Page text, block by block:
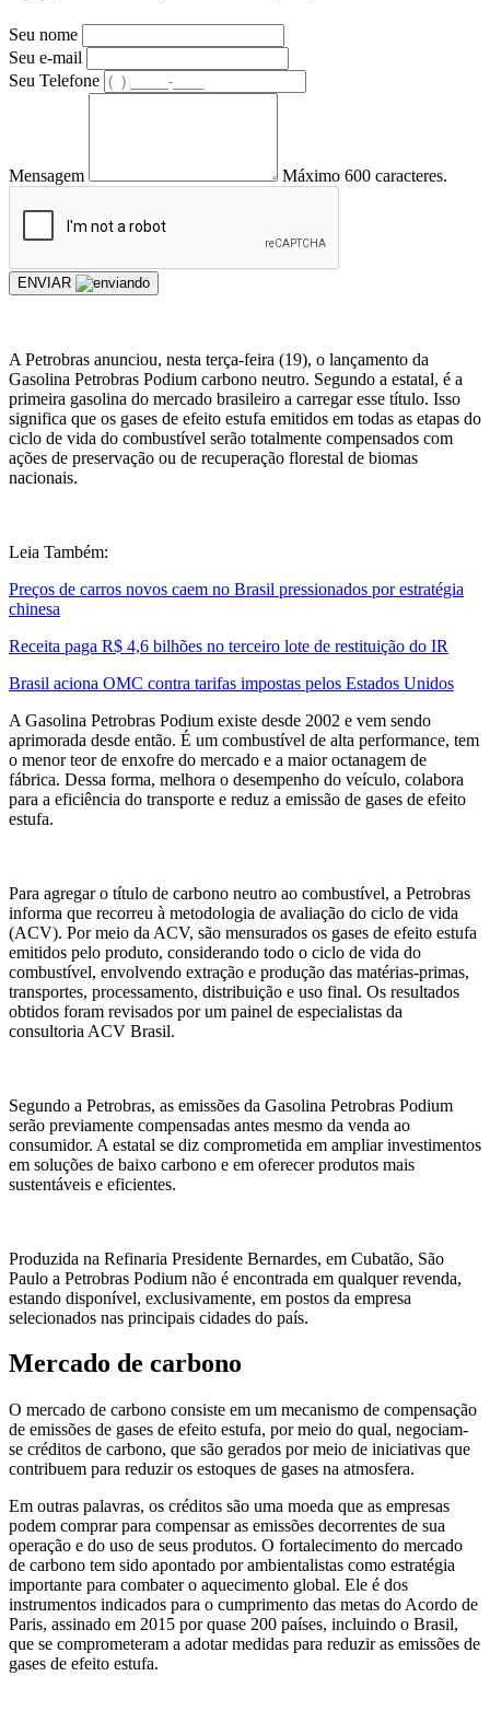
Seu nome
Seu e-mail
Seu Telefone
Mensagem Máximo 600 caracteres.
ENVIAR
A Petrobras anunciou, nesta terça-feira (19), o lançamento da
Gasolina Petrobras Podium carbono neutro. Segundo a estatal, é a
primeira gasolina do mercado brasileiro a carregar esse título. Isso
significa que os gases de efeito estufa emitidos em todas as etapas do
ciclo de vida do combustível serão totalmente compensados com
ações de preservação ou de recuperação florestal de biomas
nacionais.
Leia Também:
Preços de carros novos caem no Brasil pressionados por estratégia
chinesa
Receita paga R$ 4,6 bilhões no terceiro lote de restituição do IR
Brasil aciona OMC contra tarifas impostas pelos Estados Unidos
A Gasolina Petrobras Podium existe desde 2002 e vem sendo
aprimorada desde então. É um combustível de alta performance, tem
o menor teor de enxofre do mercado e a maior octanagem de
fábrica. Dessa forma, melhora o desempenho do veículo, colabora
para a eficiência do transporte e reduz a emissão de gases de efeito
estufa.
Para agregar o título de carbono neutro ao combustível, a Petrobras
informa que recorreu à metodologia de avaliação do ciclo de vida
(ACV). Por meio da ACV, são mensurados os gases de efeito estufa
emitidos pelo produto, considerando todo o ciclo de vida do
combustível, envolvendo extração e produção das matérias-primas,
transportes, processamento, distribuição e uso final. Os resultados
obtidos foram revisados por um painel de especialistas da
consultoria ACV Brasil.
Segundo a Petrobras, as emissões da Gasolina Petrobras Podium
serão previamente compensadas antes mesmo da venda ao
consumidor. A estatal se diz comprometida em ampliar investimentos
em soluções de baixo carbono e em oferecer produtos mais
sustentáveis e eficientes.
Produzida na Refinaria Presidente Bernardes, em Cubatão, São
Paulo a Petrobras Podium não é encontrada em qualquer revenda,
estando disponível, exclusivamente, em postos da empresa
selecionados nas principais cidades do país.
Mercado de carbono
O mercado de carbono consiste em um mecanismo de compensação
de emissões de gases de efeito estufa, por meio do qual, negociam-
se créditos de carbono, que são gerados por meio de iniciativas que
contribuem para reduzir os estoques de gases na atmosfera.
Em outras palavras, os créditos são uma moeda que as empresas
podem comprar para compensar as emissões decorrentes de sua
operação e do uso de seus produtos. O fortalecimento do mercado
de carbono tem sido apontado por ambientalistas como estratégia
importante para combater o aquecimento global. Ele é dos
instrumentos indicados para o cumprimento das metas do Acordo de
Paris, assinado em 2015 por quase 200 países, incluindo o Brasil,
que se comprometeram a adotar medidas para reduzir as emissões de
gases de efeito estufa.